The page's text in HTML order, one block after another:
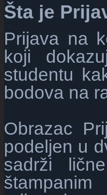
Šta je
Prijava na
koji
studentu
bodova na
Obrazac
podeljen u
sadrži
štampanim